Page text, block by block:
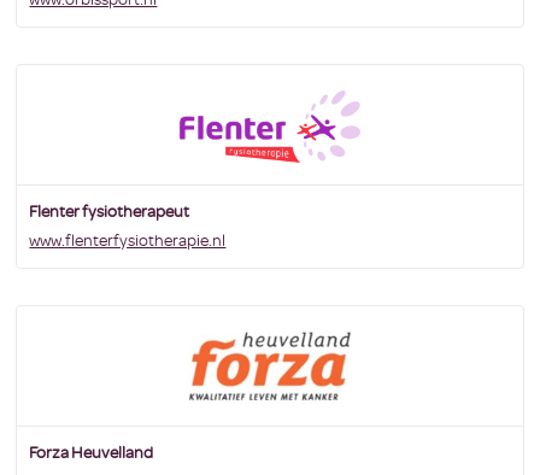
Flenter fysiotherapeut
www.flenterfysiotherapie.nl
Forza Heuvelland